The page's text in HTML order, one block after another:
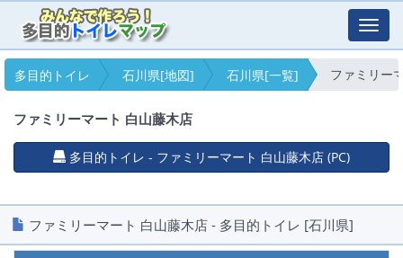
多目的トイレ
石川県[地図] 石川県[一覧] ファミリー
ファミリーマート 白山藤木店
多目的トイレ - ファミリーマート 白山藤木店 (PC)
ファミリーマート 白山藤木店 - 多目的トイレ [石川県]